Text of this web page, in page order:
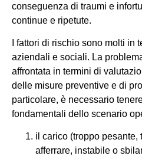
conseguenza di traumi e
continue e ripetute.
I fattori di rischio sono molti in
aziendali e sociali. La
affrontata in termini di
delle misure preventive e di
particolare, è necessario
fondamentali dello scenario
il carico (troppo pesante,
afferrare, instabile o